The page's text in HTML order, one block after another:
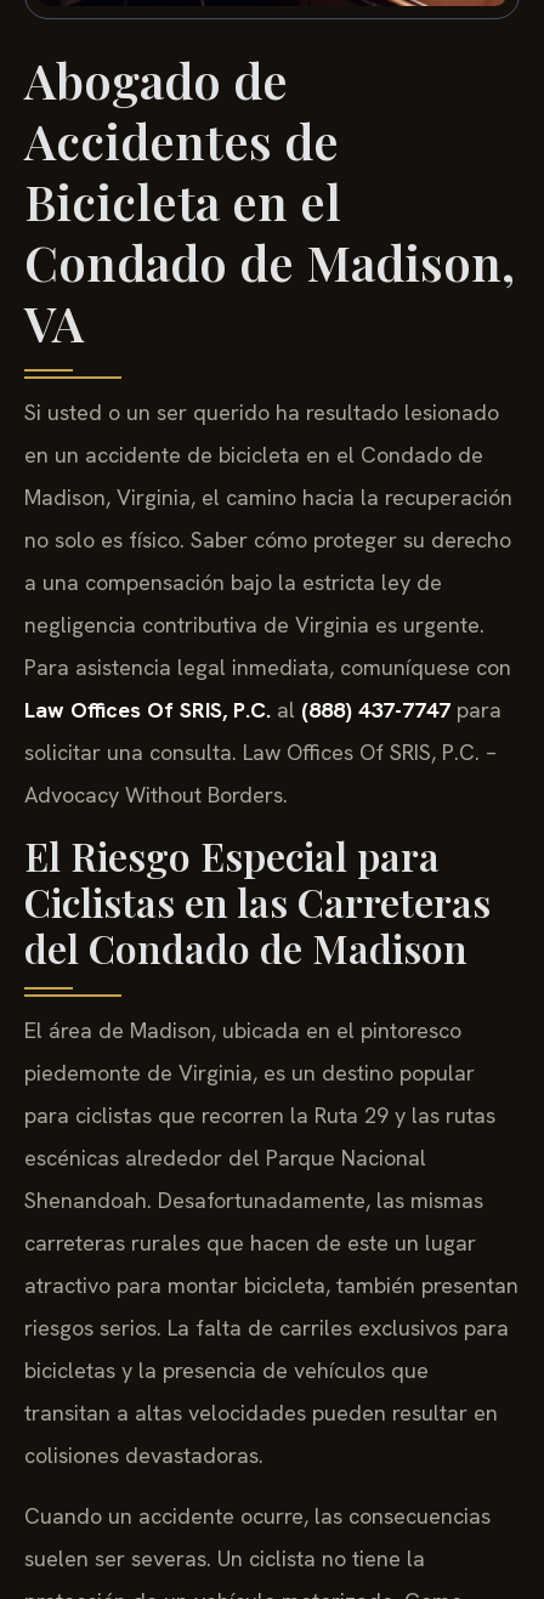
Abogado de
Accidentes de
Bicicleta en el
Condado de Madison,
VA
Si usted o un ser querido ha resultado lesionado
en un accidente de bicicleta en el Condado de
Madison, Virginia, el camino hacia la recuperación
no solo es físico. Saber cómo proteger su derecho
a una compensación bajo la estricta ley de
negligencia contributiva de Virginia es urgente.
Para asistencia legal inmediata, comuníquese con
Law Offices Of SRIS, P.C. al (888) 437-7747 para
solicitar una consulta. Law Offices Of SRIS, P.C. –
Advocacy Without Borders.
El Riesgo Especial para
Ciclistas en las Carreteras
del Condado de Madison
El área de Madison, ubicada en el pintoresco
piedemonte de Virginia, es un destino popular
para ciclistas que recorren la Ruta 29 y las rutas
escénicas alrededor del Parque Nacional
Shenandoah. Desafortunadamente, las mismas
carreteras rurales que hacen de este un lugar
atractivo para montar bicicleta, también presentan
riesgos serios. La falta de carriles exclusivos para
bicicletas y la presencia de vehículos que
transitan a altas velocidades pueden resultar en
colisiones devastadoras.
Cuando un accidente ocurre, las consecuencias
suelen ser severas. Un ciclista no tiene la
protección de un vehículo motorizado. Como